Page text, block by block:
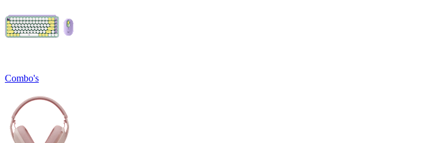
Combo's